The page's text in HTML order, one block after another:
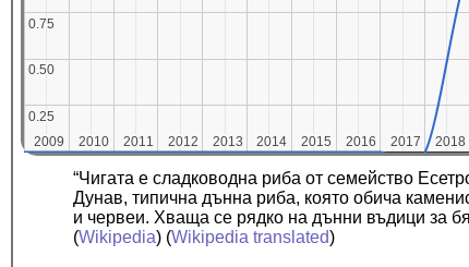
2009
2009 2010
2010 2011
2011 2012
2012 2013
2013 2014
2014 2015
2015 2016
2016 2017
2017 2018
2018
0.25
0.25
0.50
0.50
0.75
0.75
“Чигата е сладководна риба от семейство
Дунав, типична дънна риба, която обича
и червеи. Хваща се рядко на дънни въдици за
(Wikipedia) (Wikipedia translated)